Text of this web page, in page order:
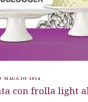
MAGGIO 2014
con frolla light